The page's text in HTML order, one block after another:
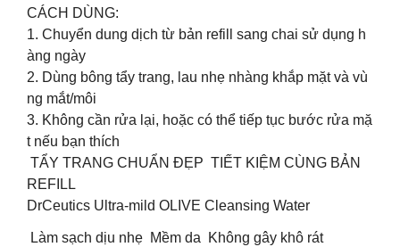
CÁCH DÙNG:
1. Chuyển dung dịch từ bản refill sang chai sử dụng h
àng ngày
2. Dùng bông tẩy trang, lau nhẹ nhàng khắp mặt và vù
ng mắt/môi
3. Không cần rửa lại, hoặc có thể tiếp tục bước rửa mặ
t nếu bạn thích
️ TẨY TRANG CHUẨN ĐẸP TIẾT KIỆM CÙNG BẢN
REFILL
DrCeutics Ultra-mild OLIVE Cleansing Water
Làm sạch dịu nhẹ Mềm da Không gây khô rát